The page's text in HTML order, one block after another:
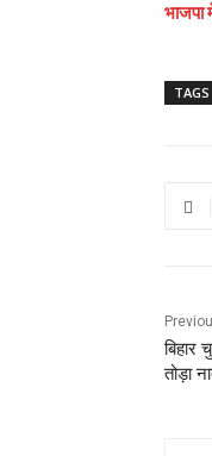
भाजपा
TAGS
बिहार
तोड़ा